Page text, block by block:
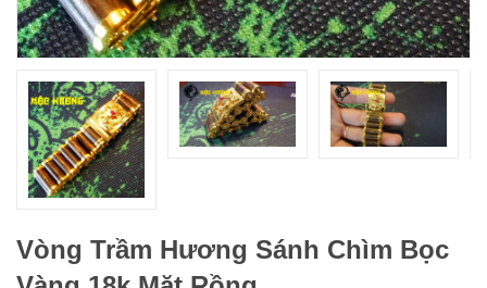
Vòng Trầm Hương Sánh Chìm Bọc